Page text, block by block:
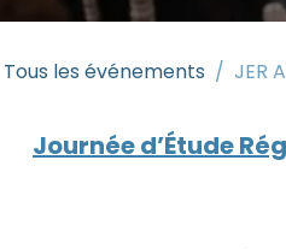
Tous les événements JER
Journée d’Étude